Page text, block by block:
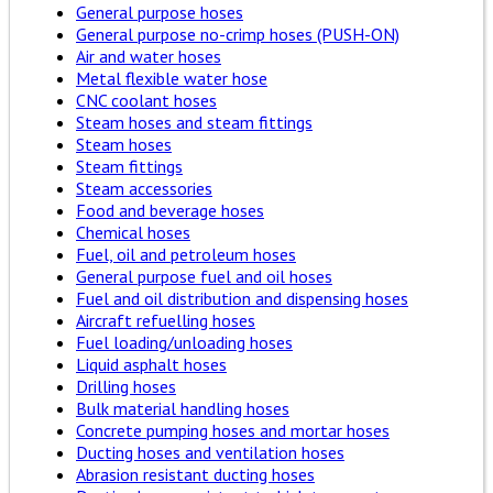
General purpose hoses
General purpose no-crimp hoses (PUSH-ON)
Air and water hoses
Metal flexible water hose
CNC coolant hoses
Steam hoses and steam fittings
Steam hoses
Steam fittings
Steam accessories
Food and beverage hoses
Chemical hoses
Fuel, oil and petroleum hoses
General purpose fuel and oil hoses
Fuel and oil distribution and dispensing hoses
Aircraft refuelling hoses
Fuel loading/unloading hoses
Liquid asphalt hoses
Drilling hoses
Bulk material handling hoses
Concrete pumping hoses and mortar hoses
Ducting hoses and ventilation hoses
Abrasion resistant ducting hoses